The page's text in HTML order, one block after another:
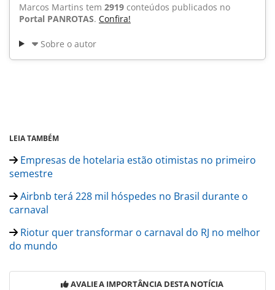
Marcos Martins tem 2919 conteúdos publicados no
Portal PANROTAS. Confira!
Sobre o autor
LEIA TAMBÉM
Empresas de hotelaria estão otimistas no primeiro
semestre
Airbnb terá 228 mil hóspedes no Brasil durante o
carnaval
Riotur quer transformar o carnaval do RJ no melhor
do mundo
AVALIE A IMPORTÂNCIA DESTA NOTÍCIA